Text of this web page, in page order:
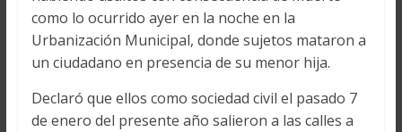
como lo ocurrido ayer en la noche en la
Urbanización Municipal, donde sujetos mataron a
un ciudadano en presencia de su menor hija.
Declaró que ellos como sociedad civil el pasado 7
de enero del presente año salieron a las calles a